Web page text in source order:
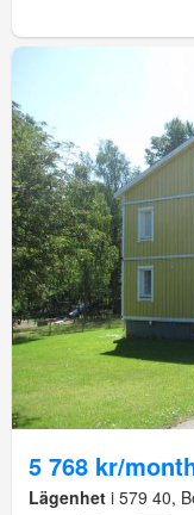
5 768 kr/
Lägenhet i 579 40,